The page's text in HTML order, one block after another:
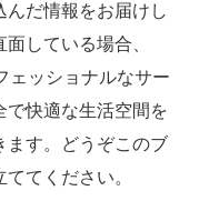
んだ情報をお届けし
している場合、
ェッショナルなサー
で快適な生活空間を
ます。どうぞこのブ
てください。